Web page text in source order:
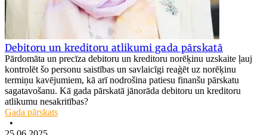
Debitoru un kreditoru atlikumi gada pārskatā
Pārdomāta un precīza debitoru un kreditoru norēķinu uzskaite ļauj
kontrolēt šo personu saistības un savlaicīgi reaģēt uz norēķinu
termiņu kavējumiem, kā arī nodrošina patiesu finanšu pārskatu
sagatavošanu. Kā gada pārskatā jānorāda debitoru un kreditoru
atlikumu nesakritības?
Gada pārskats
•